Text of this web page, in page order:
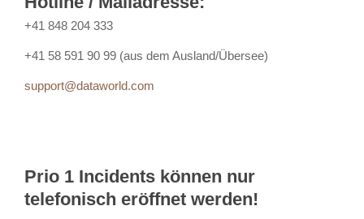
+41 848 204 333
+41 58 591 90 99 (aus dem Ausland/Übersee)
support@dataworld.com
Prio 1 Incidents können nur
telefonisch eröffnet werden!